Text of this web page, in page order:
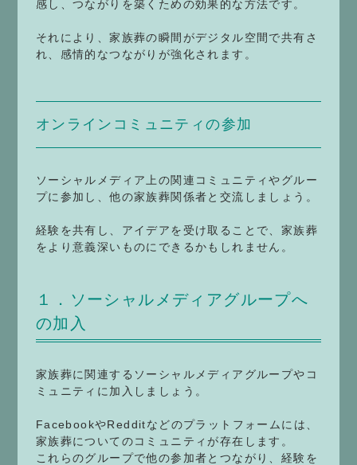
感し、つながりを築くための効果的な方法です。
それにより、家族葬の瞬間がデジタル空間で共有さ
れ、感情的なつながりが強化されます。
オンラインコミュニティの参加
ソーシャルメディア上の関連コミュニティやグルー
プに参加し、他の家族葬関係者と交流しましょう。
経験を共有し、アイデアを受け取ることで、家族葬
をより意義深いものにできるかもしれません。
１．ソーシャルメディアグループへ
の加入
家族葬に関連するソーシャルメディアグループやコ
ミュニティに加入しましょう。
FacebookやRedditなどのプラットフォームには、
家族葬についてのコミュニティが存在します。
これらのグループで他の参加者とつながり、経験を